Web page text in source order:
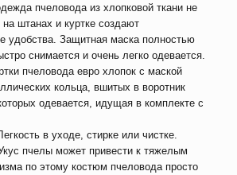
пчеловода из хлопковой ткани не
штанах и куртке создают
удобства. Защитная маска полностью
снимается и очень легко одевается.
пчеловода евро хлопок с маской
кольца, вшитых в воротник
одевается, идущая в комплекте с
в уходе, стирке или чистке.
пчелы может привести к тяжелым
по этому костюм пчеловода просто